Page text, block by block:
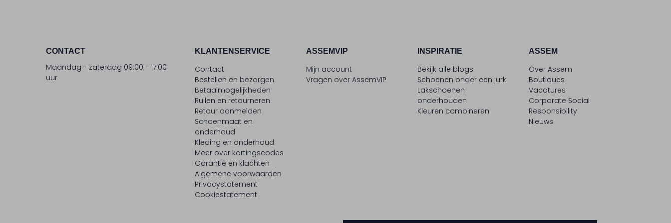
CONTACT
Maandag - zaterdag 09:00 - 17:00
uur
KLANTENSERVICE
Contact
Bestellen en bezorgen
Betaalmogelijkheden
Ruilen en retourneren
Retour aanmelden
Schoenmaat en
onderhoud
Kleding en onderhoud
Meer over kortingscodes
Garantie en klachten
Algemene voorwaarden
Privacystatement
Cookiestatement
ASSEMVIP
Mijn account
Vragen over AssemVIP
INSPIRATIE
Bekijk alle blogs
Schoenen onder een jurk
Lakschoenen
onderhouden
Kleuren combineren
ASSEM
Over Assem
Boutiques
Vacatures
Corporate Social
Responsibility
Nieuws